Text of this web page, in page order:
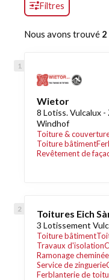
Filtres
Nous avons trouvé 2
Wietor
8 Lotiss. Vulcalux
Windhof
Toiture &
Toiture bâtiment
Revêtement de
Toitures Eich
3 Lotissement
Toiture bâtiment
Travaux d'isolation
Ramonage cheminée
Service de zinguerie
Ferblanterie de